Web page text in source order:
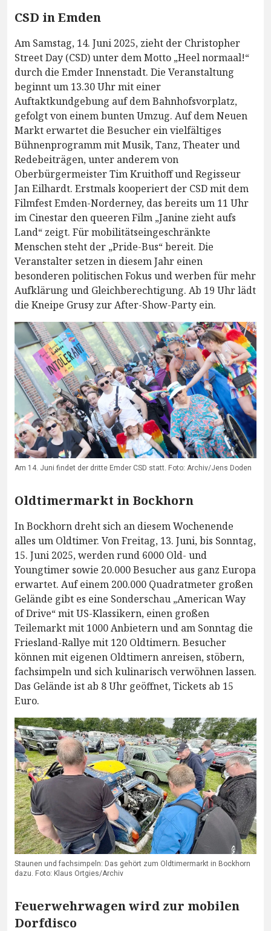
CSD in Emden
Am Samstag, 14. Juni 2025, zieht der Christopher
Street Day (CSD) unter dem Motto „Heel normaal!“
durch die Emder Innenstadt. Die Veranstaltung
beginnt um 13.30 Uhr mit einer
Auftaktkundgebung auf dem Bahnhofsvorplatz,
gefolgt von einem bunten Umzug. Auf dem Neuen
Markt erwartet die Besucher ein vielfältiges
Bühnenprogramm mit Musik, Tanz, Theater und
Redebeiträgen, unter anderem von
Oberbürgermeister Tim Kruithoff und Regisseur
Jan Eilhardt. Erstmals kooperiert der CSD mit dem
Filmfest Emden-Norderney, das bereits um 11 Uhr
im Cinestar den queeren Film „Janine zieht aufs
Land“ zeigt. Für mobilitätseingeschränkte
Menschen steht der „Pride-Bus“ bereit. Die
Veranstalter setzen in diesem Jahr einen
besonderen politischen Fokus und werben für mehr
Aufklärung und Gleichberechtigung. Ab 19 Uhr lädt
die Kneipe Grusy zur After-Show-Party ein.
Am 14. Juni findet der dritte Emder CSD statt. Foto: Archiv/Jens Doden
Oldtimermarkt in Bockhorn
In Bockhorn dreht sich an diesem Wochenende
alles um Oldtimer. Von Freitag, 13. Juni, bis Sonntag,
15. Juni 2025, werden rund 6000 Old- und
Youngtimer sowie 20.000 Besucher aus ganz Europa
erwartet. Auf einem 200.000 Quadratmeter großen
Gelände gibt es eine Sonderschau „American Way
of Drive“ mit US-Klassikern, einen großen
Teilemarkt mit 1000 Anbietern und am Sonntag die
Friesland-Rallye mit 120 Oldtimern. Besucher
können mit eigenen Oldtimern anreisen, stöbern,
fachsimpeln und sich kulinarisch verwöhnen lassen.
Das Gelände ist ab 8 Uhr geöffnet, Tickets ab 15
Euro.
Staunen und fachsimpeln: Das gehört zum Oldtimermarkt in Bockhorn
dazu. Foto: Klaus Ortgies/Archiv
Feuerwehrwagen wird zur mobilen
Dorfdisco